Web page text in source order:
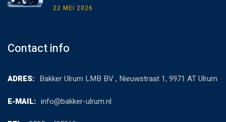
22 MEI 2026
Contact info
ADRES: Bakker Ulrum LMB BV , Nieuwstraat 1, 9971 AT Ulrum
E-MAIL: info@bakker-ulrum.nl